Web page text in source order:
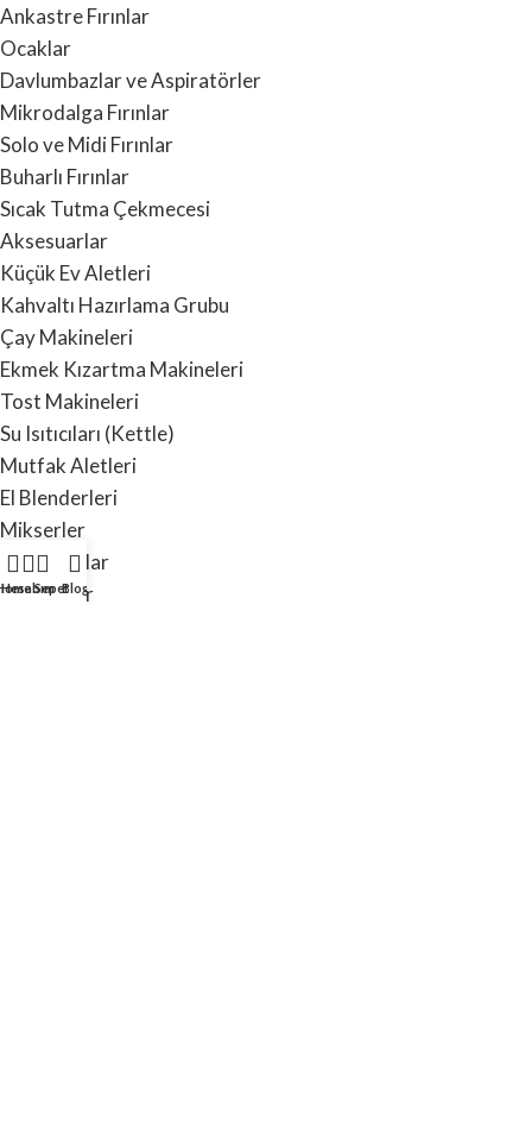
Ankastre Fırınlar
Ocaklar
Davlumbazlar ve Aspiratörler
Mikrodalga Fırınlar
Solo ve Midi Fırınlar
Buharlı Fırınlar
Sıcak Tutma Çekmecesi
Aksesuarlar
Küçük Ev Aletleri
Kahvaltı Hazırlama Grubu
Çay Makineleri
Ekmek Kızartma Makineleri
Tost Makineleri
Su Isıtıcıları (Kettle)
Mutfak Aletleri
El Blenderleri
Mikserler
Doğrayıcılar
Blenderlar
Hesabım
SepetBlog